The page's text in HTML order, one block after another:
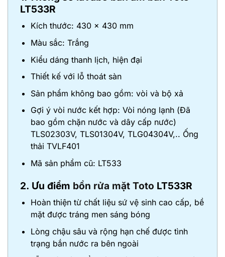
LT533R
Kích thước: 430 x 430 mm
Màu sắc: Trắng
Kiểu dáng thanh lịch, hiện đại
Thiết kế với lỗ thoát sàn
Sản phẩm không bao gồm: vòi và bộ xả
Gợi ý vòi nước kết hợp: Vòi nóng lạnh (Đã
bao gồm chặn nước và dây cấp nước)
TLS02303V, TLS01304V, TLG04304V,.. Ống
thải TVLF401
Mã sản phẩm cũ: LT533
2. Ưu điểm bồn rửa mặt Toto LT533R
Hoàn thiện từ chất liệu sứ vệ sinh cao cấp, bề
mặt được tráng men sáng bóng
Lòng chậu sâu và rộng hạn chế được tình
trạng bắn nước ra bên ngoài